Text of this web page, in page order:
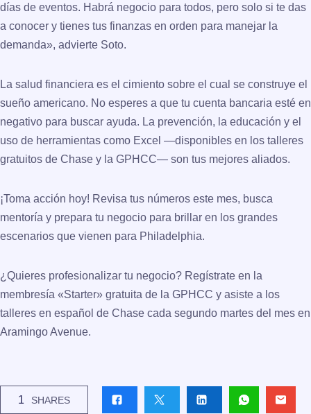
días de eventos. Habrá negocio para todos, pero solo si te das
a conocer y tienes tus finanzas en orden para manejar la
demanda», advierte Soto.
La salud financiera es el cimiento sobre el cual se construye el
sueño americano. No esperes a que tu cuenta bancaria esté en
negativo para buscar ayuda. La prevención, la educación y el
uso de herramientas como Excel —disponibles en los talleres
gratuitos de Chase y la GPHCC— son tus mejores aliados.
¡Toma acción hoy! Revisa tus números este mes, busca
mentoría y prepara tu negocio para brillar en los grandes
escenarios que vienen para Philadelphia.
¿Quieres profesionalizar tu negocio? Regístrate en la
membresía «Starter» gratuita de la GPHCC y asiste a los
talleres en español de Chase cada segundo martes del mes en
Aramingo Avenue.
1 SHARES